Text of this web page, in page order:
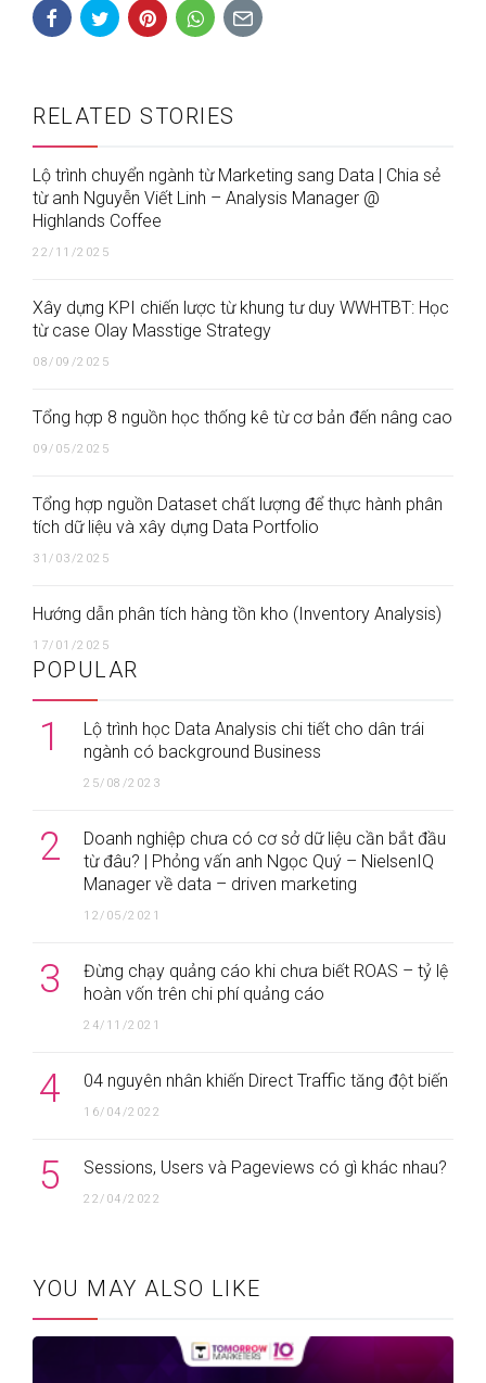
RELATED STORIES
Lộ trình chuyển ngành từ Marketing sang Data | Chia sẻ
từ anh Nguyễn Viết Linh – Analysis Manager @
Highlands Coffee
22/11/2025
Xây dựng KPI chiến lược từ khung tư duy WWHTBT: Học
từ case Olay Masstige Strategy
08/09/2025
Tổng hợp 8 nguồn học thống kê từ cơ bản đến nâng cao
09/05/2025
Tổng hợp nguồn Dataset chất lượng để thực hành phân
tích dữ liệu và xây dựng Data Portfolio
31/03/2025
Hướng dẫn phân tích hàng tồn kho (Inventory Analysis)
17/01/2025
POPULAR
1
Lộ trình học Data Analysis chi tiết cho dân trái
ngành có background Business
25/08/2023
2
Doanh nghiệp chưa có cơ sở dữ liệu cần bắt đầu
từ đâu? | Phỏng vấn anh Ngọc Quý – NielsenIQ
Manager về data – driven marketing
12/05/2021
3
Đừng chạy quảng cáo khi chưa biết ROAS – tỷ lệ
hoàn vốn trên chi phí quảng cáo
24/11/2021
4 04 nguyên nhân khiến Direct Traffic tăng đột biến
16/04/2022
5 Sessions, Users và Pageviews có gì khác nhau?
22/04/2022
YOU MAY ALSO LIKE